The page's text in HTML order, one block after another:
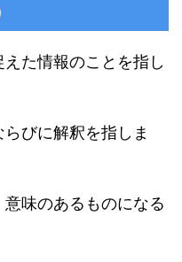
た情報のことを指し
びに解釈を指しま
味のあるものになる